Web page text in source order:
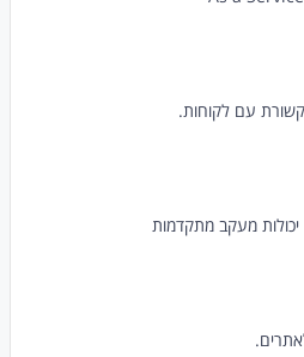
עם לקוחות.
מעקב מתקדמות